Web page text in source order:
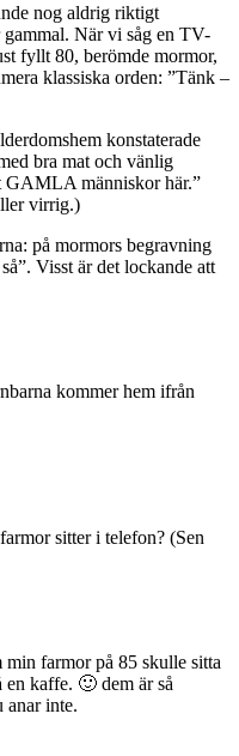
nog aldrig riktigt
gammal. När vi såg en TV-
fyllt 80, berömde mormor,
klassiska orden: ”Tänk –
konstaterade
bra mat och vänlig
GAMLA människor här.”
virrig.)
på mormors begravning
Visst är det lockande att
kommer hem ifrån
sitter i telefon? (Sen
min farmor på 85 skulle sitta
kaffe. 🙂 dem är så
anar inte.